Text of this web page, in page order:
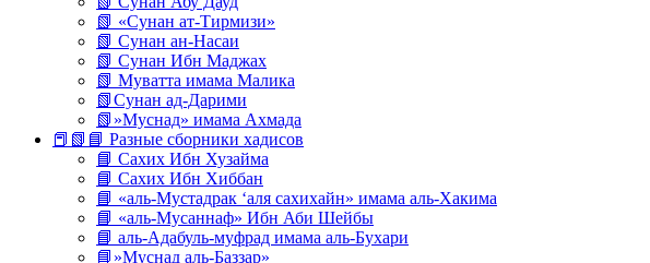
📗 «Сунан ат-Тирмизи»
📗 Сунан ан-Насаи
📗 Сунан Ибн Маджах
📗 Муватта имама Малика
📗Сунан ад-Дарими
📗»Муснад» имама Ахмада
📕📗📘 Разные сборники хадисов
📘 Сахих Ибн Хузайма
📘 Сахих Ибн Хиббан
📘 «аль-Мустадрак ‘аля сахихайн» имама аль-Хакима
📘 «аль-Мусаннаф» Ибн Аби Шейбы
📘 аль-Адабуль-муфрад имама аль-Бухари
📘»Муснад аль-Баззар»